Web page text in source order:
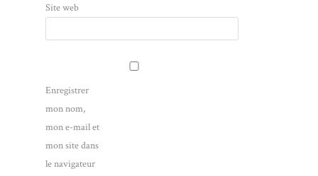
Site web
Enregistrer
mon nom,
mon e-mail et
mon site dans
le navigateur